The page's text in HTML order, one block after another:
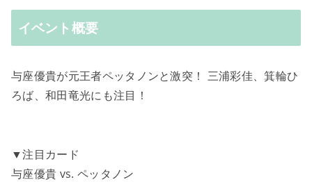
イベント概要
与座優貴が元王者ペッタノンと激突！ 三浦彩佳、箕輪ひ
ろば、和田竜光にも注目！
▼注目カード
与座優貴 vs. ペッタノン